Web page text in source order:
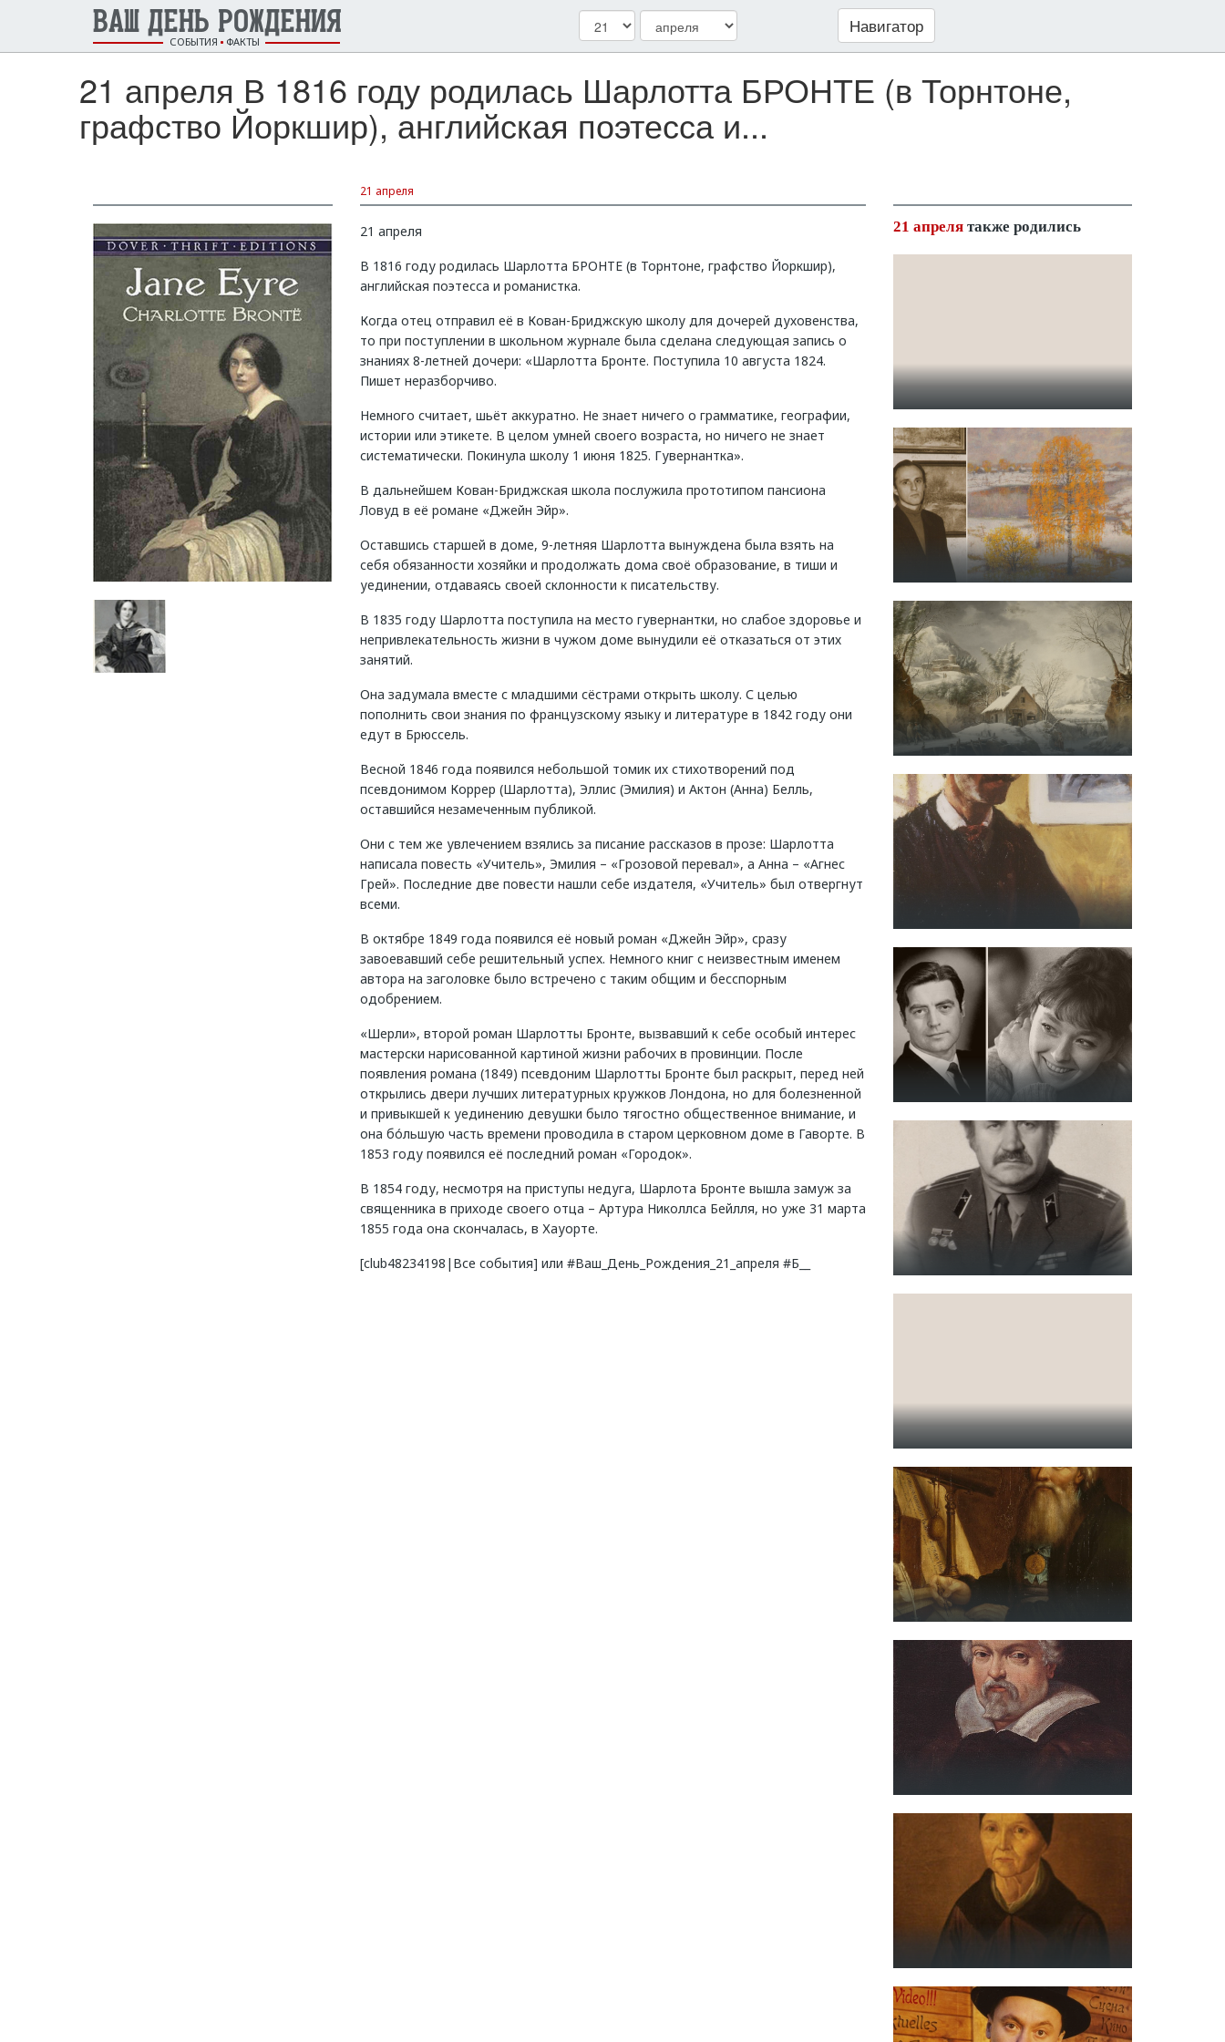
ВАШ ДЕНЬ РОЖДЕНИЯ
СОБЫТИЯ ФАКТЫ
Навигатор
21 апреля В 1816 году родилась Шарлотта БРОНТЕ (в Торнтоне,
графство Йоркшир), английская поэтесса и...
21 апреля
21 апреля
В 1816 году родилась Шарлотта БРОНТЕ (в Торнтоне, графство Йоркшир),
английская поэтесса и романистка.
Когда отец отправил её в Кован-Бриджскую школу для дочерей духовенства,
то при поступлении в школьном журнале была сделана следующая запись о
знаниях 8-летней дочери: «Шарлотта Бронте. Поступила 10 августа 1824.
Пишет неразборчиво.
Немного считает, шьёт аккуратно. Не знает ничего о грамматике, географии,
истории или этикете. В целом умней своего возраста, но ничего не знает
систематически. Покинула школу 1 июня 1825. Гувернантка».
В дальнейшем Кован-Бриджская школа послужила прототипом пансиона
Ловуд в её романе «Джейн Эйр».
Оставшись старшей в доме, 9-летняя Шарлотта вынуждена была взять на
себя обязанности хозяйки и продолжать дома своё образование, в тиши и
уединении, отдаваясь своей склонности к писательству.
В 1835 году Шарлотта поступила на место гувернантки, но слабое здоровье и
непривлекательность жизни в чужом доме вынудили её отказаться от этих
занятий.
Она задумала вместе с младшими сёстрами открыть школу. С целью
пополнить свои знания по французскому языку и литературе в 1842 году они
едут в Брюссель.
Весной 1846 года появился небольшой томик их стихотворений под
псевдонимом Коррер (Шарлотта), Эллис (Эмилия) и Актон (Анна) Белль,
оставшийся незамеченным публикой.
Они с тем же увлечением взялись за писание рассказов в прозе: Шарлотта
написала повесть «Учитель», Эмилия – «Грозовой перевал», а Анна – «Агнес
Грей». Последние две повести нашли себе издателя, «Учитель» был отвергнут
всеми.
В октябре 1849 года появился её новый роман «Джейн Эйр», сразу
завоевавший себе решительный успех. Немного книг с неизвестным именем
автора на заголовке было встречено с таким общим и бесспорным
одобрением.
«Шерли», второй роман Шарлотты Бронте, вызвавший к себе особый интерес
мастерски нарисованной картиной жизни рабочих в провинции. После
появления романа (1849) псевдоним Шарлотты Бронте был раскрыт, перед ней
открылись двери лучших литературных кружков Лондона, но для болезненной
и привыкшей к уединению девушки было тягостно общественное внимание, и
она бо́льшую часть времени проводила в старом церковном доме в Гаворте. В
1853 году появился её последний роман «Городок».
В 1854 году, несмотря на приступы недуга, Шарлота Бронте вышла замуж за
священника в приходе своего отца – Артура Николлса Бейлля, но уже 31 марта
1855 года она скончалась, в Хауорте.
[club48234198|Все события] или #Ваш_День_Рождения_21_апреля #Б__
21 апрелятакже родились